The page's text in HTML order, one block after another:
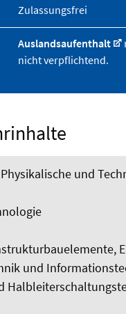
Zulassungsfrei
Auslandsaufenthalt
nicht verpflichtend.
und
und